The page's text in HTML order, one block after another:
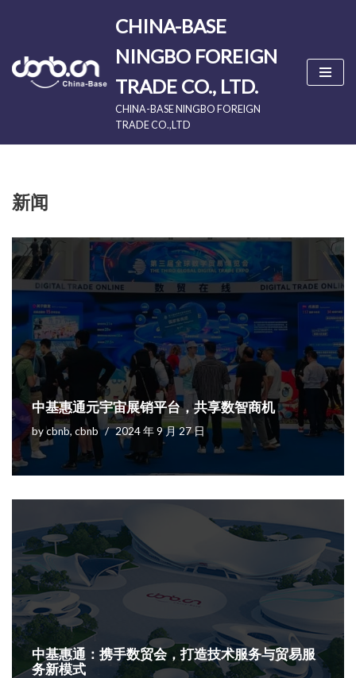
to
content
CHINA-BASE
NINGBO FOREIGN
TRADE CO., LTD.
CHINA-BASE NINGBO FOREIGN
TRADE CO.,LTD
新闻
中基惠通元宇宙展销平台，共享数智商机
bycbnb, cbnb 2024 年 9 月 27 日
中基惠通：携手数贸会，打造技术服务与贸易服
务新模式